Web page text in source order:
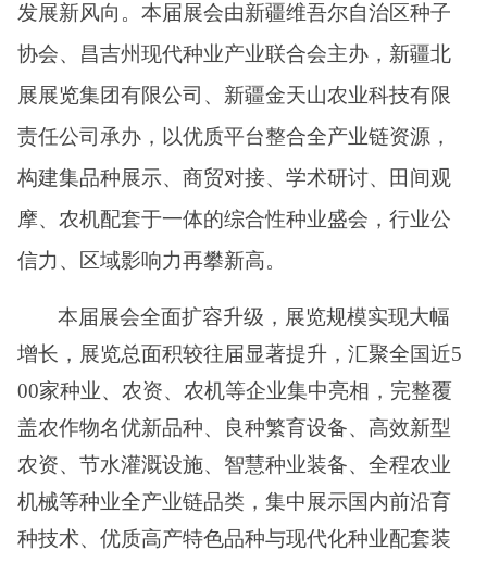
发展新风向。本届展会由新疆维吾尔自治区种子
协会、昌吉州现代种业产业联合会主办，新疆北
展展览集团有限公司、新疆金天山农业科技有限
责任公司承办，以优质平台整合全产业链资源，
构建集品种展示、商贸对接、学术研讨、田间观
摩、农机配套于一体的综合性种业盛会，行业公
信力、区域影响力再攀新高。
本届展会全面扩容升级，展览规模实现大幅
增长，展览总面积较往届显著提升，汇聚全国近5
00家种业、农资、农机等企业集中亮相，完整覆
盖农作物名优新品种、良种繁育设备、高效新型
农资、节水灌溉设施、智慧种业装备、全程农业
机械等种业全产业链品类，集中展示国内前沿育
种技术、优质高产特色品种与现代化种业配套装